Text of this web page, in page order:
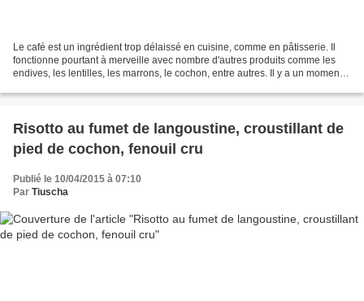
Le café est un ingrédient trop délaissé en cuisine, comme en pâtisserie. Il
fonctionne pourtant à merveille avec nombre d'autres produits comme les
endives, les lentilles, les marrons, le cochon, entre autres. Il y a un moment
Risotto au fumet de langoustine, croustillant de
pied de cochon, fenouil cru
Publié le 10/04/2015 à 07:10
Par Tiuscha